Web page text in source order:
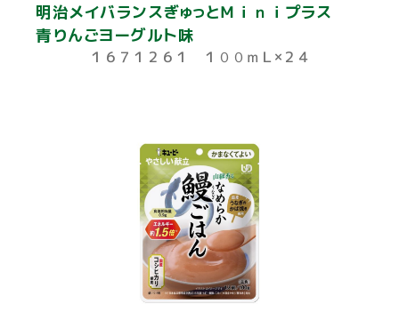
明治メイバランスぎゅっとＭｉｎｉプラス
青りんごヨーグルト味
１６７１２６１ １００ｍＬ×２４